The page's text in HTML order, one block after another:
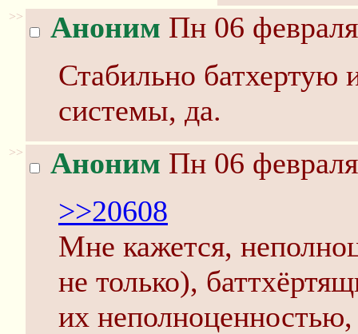
>> Аноним Пн 06
Стабильно
системы, да.
>> Аноним Пн 06
>>20608
Мне кажется,
не только),
их